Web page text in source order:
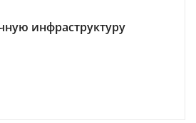
инфраструктуру